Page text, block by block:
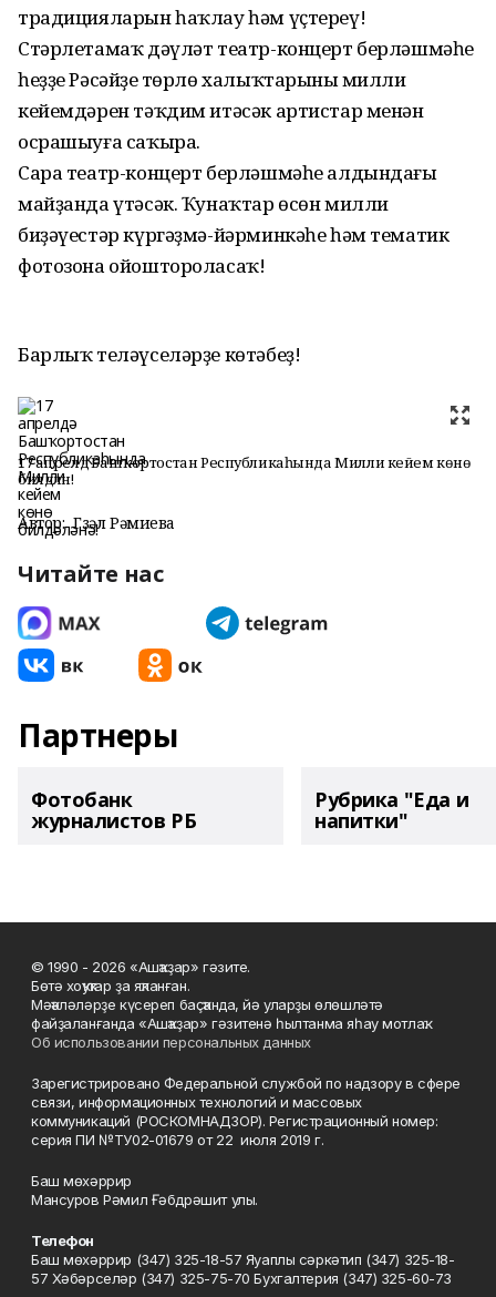
традицияларын һаҡлау һәм үҫтереү!
Стәрлетамаҡ дәүләт театр-концерт берләшмәһе
һеҙҙе Рәсәйҙең төрлө халыҡтарының милли
кейемдәрен тәҡдим итәсәк артистар менән
осрашыуға саҡыра.
Сара театр-концерт берләшмәһе алдындағы
майҙанда үтәсәк. Ҡунаҡтар өсөн милли
биҙәүестәр күргәҙмә-йәрминкәһе һәм тематик
фотозона ойоштороласаҡ!
Барлыҡ теләүселәрҙе көтәбеҙ!
17 апрелдә Башҡортостан Республикаһында Милли кейем көнө
билдәләнә!
Автор: Гүзәл Рәмиева
Читайте нас
Партнеры
Фотобанк
журналистов РБ
Рубрика "Еда и
напитки"
© 1990 - 2026 «Ашҡаҙар» гәзите.
Бөтә хоҡуҡтар ҙа яҡланған.
Мәҡәләләрҙе күсереп баҫҡанда, йә уларҙы өлөшләтә
файҙаланғанда «Ашҡаҙар» гәзитенә һылтанма яһау мотлаҡ.
Об использовании персональных данных
Зарегистрировано Федеральной службой по надзору в сфере
связи, информационных технологий и массовых
коммуникаций (РОСКОМНАДЗОР). Регистрационный номер:
серия ПИ №ТУ02-01679 от 22 июля 2019 г.
Баш мөхәррир
Мансуров Рәмил Ғәбдрәшит улы.
Телефон
Баш мөхәррир (347) 325-18-57 Яуаплы сәркәтип (347) 325-18-
57 Хәбәрселәр (347) 325-75-70 Бухгалтерия (347) 325-60-73